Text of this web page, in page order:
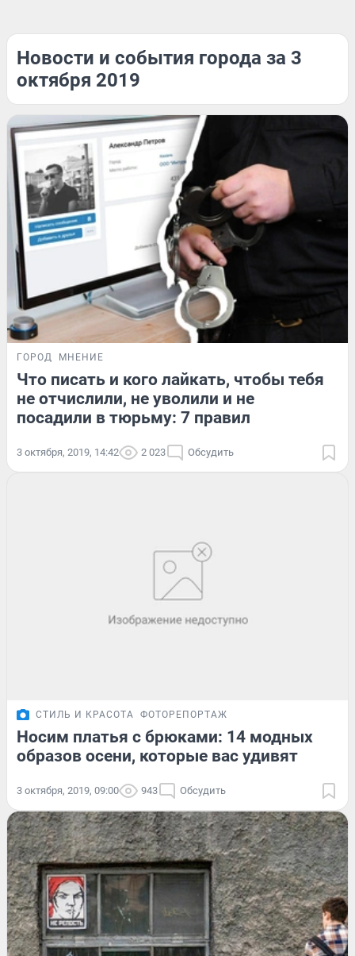
Новости и события города за 3
октября 2019
ГОРОД МНЕНИЕ
Что писать и кого лайкать, чтобы тебя
не отчислили, не уволили и не
посадили в тюрьму: 7 правил
3 октября, 2019, 14:42 2 023 Обсудить
СТИЛЬ И КРАСОТА ФОТОРЕПОРТАЖ
Носим платья с брюками: 14 модных
образов осени, которые вас удивят
3 октября, 2019, 09:00 943 Обсудить